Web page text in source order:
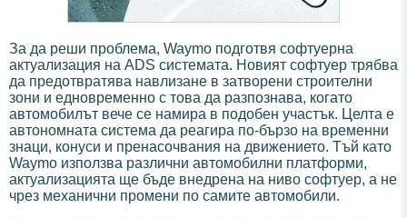
За да реши проблема, Waymo подготвя софтуерна
актуализация на ADS системата. Новият софтуер трябва
да предотвратява навлизане в затворени строителни
зони и едновременно с това да разпознава, когато
автомобилът вече се намира в подобен участък. Целта е
автономната система да реагира по-бързо на временни
знаци, конуси и пренасочвания на движението. Тъй като
Waymo използва различни автомобилни платформи,
актуализацията ще бъде внедрена на ниво софтуер, а не
чрез механични промени по самите автомобили.